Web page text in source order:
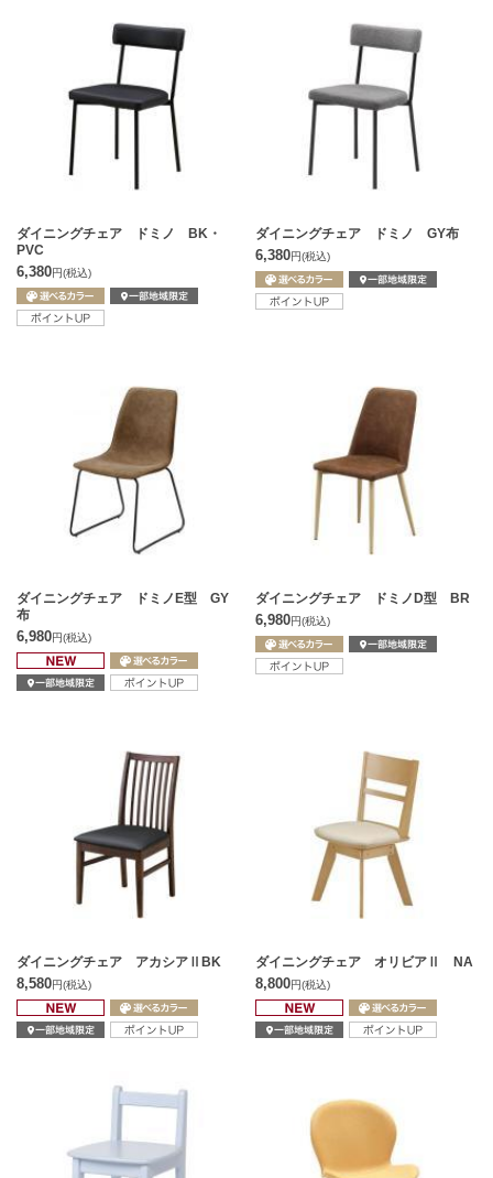
ダイニングチェア ドミノ BK・
PVC
6,380円(税込)
ダイニングチェア ドミノ GY布
6,380円(税込)
ダイニングチェア ドミノE型 GY
布
6,980円(税込)
ダイニングチェア ドミノD型 BR
6,980円(税込)
ダイニングチェア アカシアⅡBK
8,580円(税込)
ダイニングチェア オリビアⅡ NA
8,800円(税込)